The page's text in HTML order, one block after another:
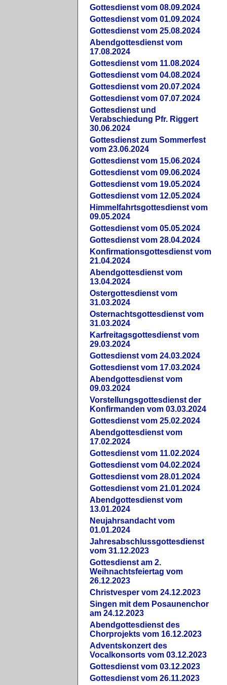
Gottesdienst vom 08.09.2024
Gottesdienst vom 01.09.2024
Gottesdienst vom 25.08.2024
Abendgottesdienst vom
17.08.2024
Gottesdienst vom 11.08.2024
Gottesdienst vom 04.08.2024
Gottesdienst vom 20.07.2024
Gottesdienst vom 07.07.2024
Gottesdienst und
Verabschiedung Pfr. Riggert
30.06.2024
Gottesdienst zum Sommerfest
vom 23.06.2024
Gottesdienst vom 15.06.2024
Gottesdienst vom 09.06.2024
Gottesdienst vom 19.05.2024
Gottesdienst vom 12.05.2024
Himmelfahrtsgottesdienst vom
09.05.2024
Gottesdienst vom 05.05.2024
Gottesdienst vom 28.04.2024
Konfirmationsgottesdienst vom
21.04.2024
Abendgottesdienst vom
13.04.2024
Ostergottesdienst vom
31.03.2024
Osternachtsgottesdienst vom
31.03.2024
Karfreitagsgottesdienst vom
29.03.2024
Gottesdienst vom 24.03.2024
Gottesdienst vom 17.03.2024
Abendgottesdienst vom
09.03.2024
Vorstellungsgottesdienst der
Konfirmanden vom 03.03.2024
Gottesdienst vom 25.02.2024
Abendgottesdienst vom
17.02.2024
Gottesdienst vom 11.02.2024
Gottesdienst vom 04.02.2024
Gottesdienst vom 28.01.2024
Gottesdienst vom 21.01.2024
Abendgottesdienst vom
13.01.2024
Neujahrsandacht vom
01.01.2024
Jahresabschlussgottesdienst
vom 31.12.2023
Gottesdienst am 2.
Weihnachtsfeiertag vom
26.12.2023
Christvesper vom 24.12.2023
Singen mit dem Posaunenchor
am 24.12.2023
Abendgottesdienst des
Chorprojekts vom 16.12.2023
Adventskonzert des
Vocalkonsorts vom 03.12.2023
Gottesdienst vom 03.12.2023
Gottesdienst vom 26.11.2023